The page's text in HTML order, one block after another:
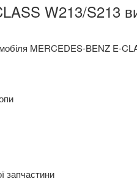
W213/S213
MERCEDES-BENZ E-
запчастини